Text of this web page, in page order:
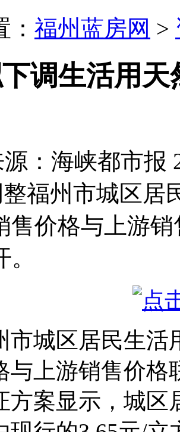
福州蓝房网 >
调生活用
源：海峡都市报
福州市城区居
售价格与上游
市城区居民生活
与上游销售价格
方案显示，城区